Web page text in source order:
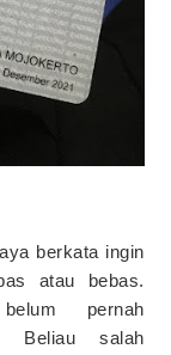
berkata ingin
atau bebas.
pernah
Beliau salah